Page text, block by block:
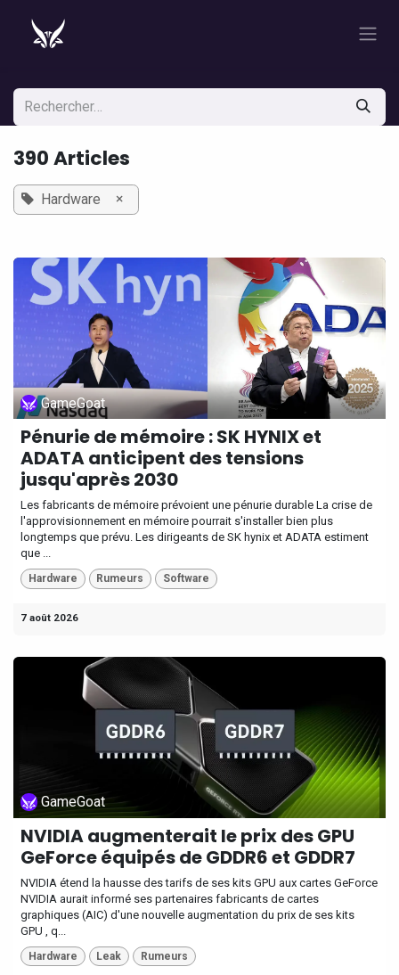
390 Articles
Hardware ×
GameGoat
Pénurie de mémoire : SK HYNIX et
ADATA anticipent des tensions
jusqu'après 2030
Les fabricants de mémoire prévoient une pénurie durable La crise de
l'approvisionnement en mémoire pourrait s'installer bien plus
longtemps que prévu. Les dirigeants de SK hynix et ADATA estiment
que ...
Hardware Rumeurs Software
7 août 2026
GameGoat
NVIDIA augmenterait le prix des GPU
GeForce équipés de GDDR6 et GDDR7
NVIDIA étend la hausse des tarifs de ses kits GPU aux cartes GeForce
NVIDIA aurait informé ses partenaires fabricants de cartes
graphiques (AIC) d'une nouvelle augmentation du prix de ses kits
GPU , q...
Hardware Leak Rumeurs